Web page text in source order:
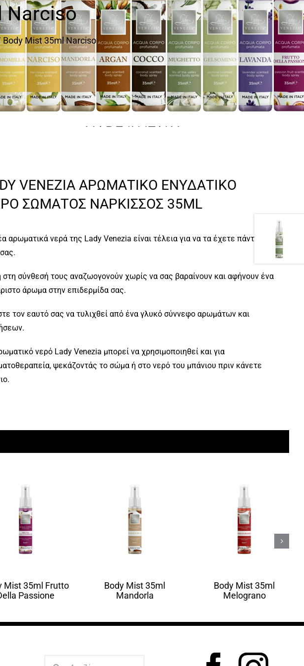
Narciso
Body Mist 35ml Narciso
VENEZIA ΑΡΩΜΑΤΙΚΟ ΕΝΥΔΑΤΙΚΟ
ΣΩΜΑΤΟΣ ΝΑΡΚΙΣΣΟΣ 35ML
αρωματικά νερά της Lady Venezia είναι τέλεια για να τα έχετε πάντα
στη σύνθεσή τους αναζωογονούν χωρίς να σας βαραίνουν και αφήνουν ένα
άρωμα στην επιδερμίδα σας.
τον εαυτό σας να τυλιχθεί από ένα γλυκό σύννεφο αρωμάτων και
νερό Lady Venezia μπορεί να χρησιμοποιηθεί και για
ψεκάζοντάς το σώμα ή στο νερό του μπάνιου πριν κάνετε
Mist 35ml Frutto
Passione
Body Mist 35ml
Mandorla
Body Mist 35ml
Melograno